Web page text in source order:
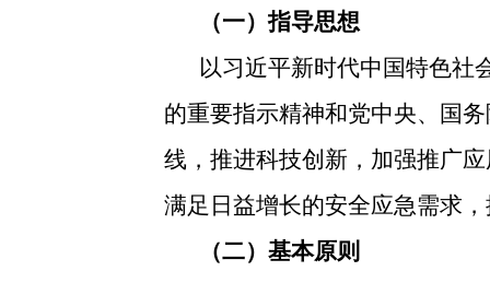
（一）指导思想
以习近平新时代中国特色社
的重要指示精神和党中央、国
线，推进科技创新，加强推广
满足日益增长的安全应急需求
（二）基本原则